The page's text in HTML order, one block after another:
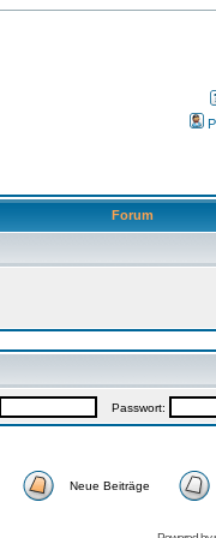
Forum
Passwort:
Neue Beiträge